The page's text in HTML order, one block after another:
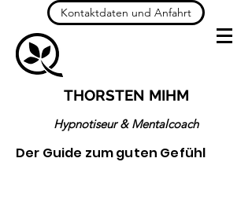
Kontaktdaten und Anfahrt
THORSTEN MIHM
Hypnotiseur & Mentalcoach
Der Guide zum guten Gefühl